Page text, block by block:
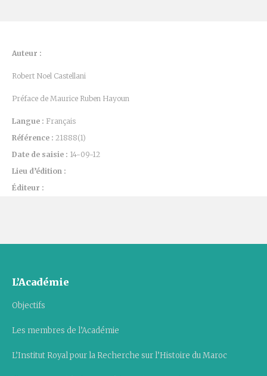
Auteur :
Robert Noel Castellani
Préface de Maurice Ruben Hayoun
Langue : Français
Référence : 21888(1)
Date de saisie : 14-09-12
Lieu d’édition :
Éditeur :
L’Académie
Objectifs
Les membres de l’Académie
L’Institut Royal pour la Recherche sur l’Histoire du Maroc